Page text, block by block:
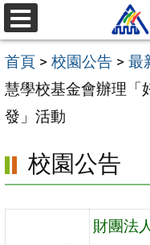
跳
至
主
要
內
區
選
單
首頁 > 校園公告 > 最
慧學校基金會辦理「
發」活動
校園公告
財團法